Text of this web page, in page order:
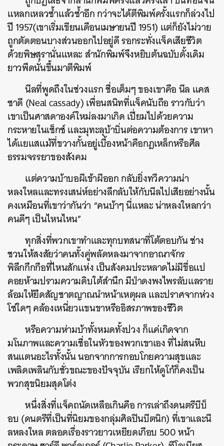
แหลกเหลวซ้ำแล้วซ้ำอีก กว่าจะได้ตีพิมพ์ครั้งแรกก็ล่วงไป
ปี 1957(เขาเริ่มเขียนเดือนเมษายนปี 1951) แต่ก็ยังไม่วาย
ถูกตัดตอนบางส่วนออกไปอยู่ดี รอกระทั่งแจ็คเสียชีวิต
ด้วยพิษสุรานั่นแหละ สำนักพิมพ์จึงหยิบต้นฉบับดั้งเดิม
ยาวพืดนั่นขึ้นมาตีพิมพ์
นีลที่พูดถึงในช่วงแรก ชื่อเต็มๆ ของเขาคือ นีล แคส
ซาดี (Neal cassady) เพื่อนสนิทที่แจ็คนับถือ ราวกับว่า
เขาเป็นศาสดาองค์ใหม่ลงมาเกิด เปี่ยมไปด้วยความ
กระหายในเซ็กซ์ และมุทะลุบ้าบิ่นต่อความต้องการ เขาหา
ได้แยแสแม้ที่ขวางกั้นอยู่เบื้องหน้าคือกฎเหล็กหรือศีล
ธรรมจรรยาของสังคม
แต่ความบ้าบอผีเข้าผีออก กลับยิ่งทวีความน่า
หลงใหลและทรงเสน่ห์อย่างลึกลับให้กับนีลไปเสียอย่างนั้น
คงเหมือนที่เขาว่ากันว่า “คนบ้าๆ นี่แหละ น่าหลงใหลกว่า
คนดีๆ เป็นไหนไหน”
ทุกสิ่งที่พวกเขาทำและทุกบทสนาที่โต้ตอบกัน ช่าง
ชวนให้สงสัยว่าคนทั้งคู่พลัดหลงมาจากอาณาจักร
พิลึกกึกกือที่ไหนสักแห่ง เป็นสังคมประหลาดไม่มีขื่อแป
คอยห้ามปรามความดิบใต้สำนึก มีป่าดงพงไพรลับแลราย
ล้อมให้ยึดสัญชาตญาณนำหน้าเหตุผล และปราศจากห่วง
โซ่ใดๆ คล้องเหนี่ยวแขนขาหรืออิสรภาพของชีวิต
หรือความห่ามบ้าทั้งหมดทั้งปวง ก็แค่เกิดจาก
มโนภาพและความเชื่อในหัวของพวกเขาเอง ที่ไม่สนหีบ
สนแตนอะไรทั้งนั้น นอกจากการกอบโกยความสุขและ
เพลิดเพลินกับชั่วขณะของปัจจุบัน เรียกให้ดูโก้ก็คงเป็น
พวกสุขนิยมสุดโต่ง
หนึ่งสิ่งที่แจ็คถนัดเหลือเกินคือ การเล่าถึงดนตรีบีบ็
อบ (ดนตรีที่เป็นที่นิยมของกลุ่มศิลปินบีตนิก) ที่เขาและนี
ลหลงใหล ตลอดเรื่องราวยาวเหยียดเกือบ 500 หน้า